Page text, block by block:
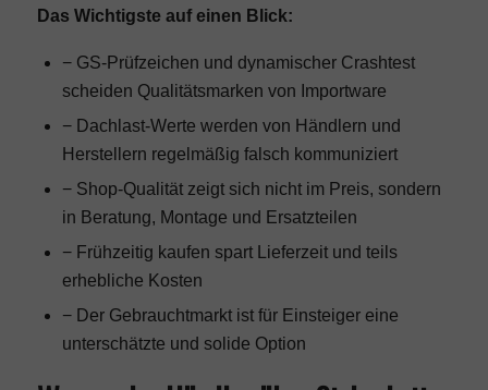
Das Wichtigste auf einen Blick:
− GS-Prüfzeichen und dynamischer Crashtest
scheiden Qualitätsmarken von Importware
− Dachlast-Werte werden von Händlern und
Herstellern regelmäßig falsch kommuniziert
− Shop-Qualität zeigt sich nicht im Preis, sondern
in Beratung, Montage und Ersatzteilen
− Frühzeitig kaufen spart Lieferzeit und teils
erhebliche Kosten
− Der Gebrauchtmarkt ist für Einsteiger eine
unterschätzte und solide Option